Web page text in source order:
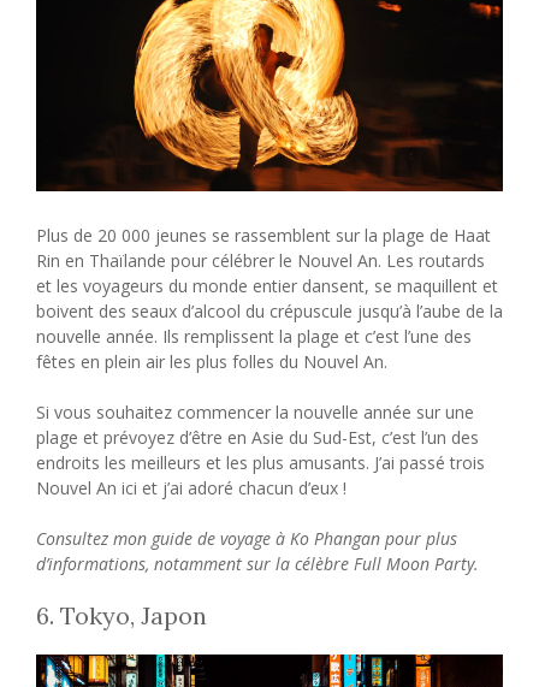
Plus de 20 000 jeunes se rassemblent sur la plage de Haat
Rin en Thaïlande pour célébrer le Nouvel An. Les routards
et les voyageurs du monde entier dansent, se maquillent et
boivent des seaux d’alcool du crépuscule jusqu’à l’aube de la
nouvelle année. Ils remplissent la plage et c’est l’une des
fêtes en plein air les plus folles du Nouvel An.
Si vous souhaitez commencer la nouvelle année sur une
plage et prévoyez d’être en Asie du Sud-Est, c’est l’un des
endroits les meilleurs et les plus amusants. J’ai passé trois
Nouvel An ici et j’ai adoré chacun d’eux !
Consultez mon guide de voyage à Ko Phangan pour plus
d’informations, notamment sur la célèbre Full Moon Party.
6. Tokyo, Japon